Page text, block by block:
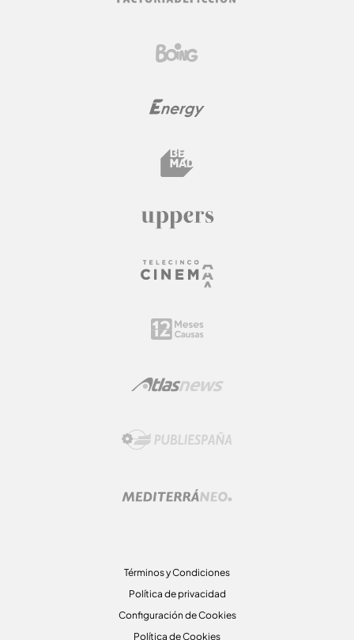
Términos y Condiciones
Política de privacidad
Configuración de Cookies
Política de Cookies